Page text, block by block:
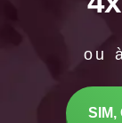
ou
SIM,